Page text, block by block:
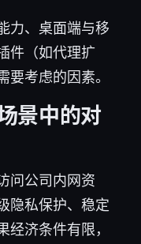
力、桌面端与移
件（如代理扩
要考虑的因素。
景中的对
问公司内网资
隐私保护、稳定
济条件有限，